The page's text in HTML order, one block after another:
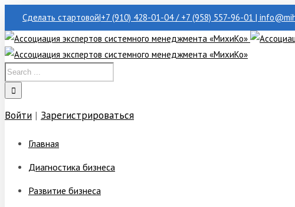
Сделать стартовой|+7 (910) 428-01-04 / +7 (958) 557-96-01 |
Войти | Зарегистрироваться
Главная
Диагностика бизнеса
Развитие бизнеса